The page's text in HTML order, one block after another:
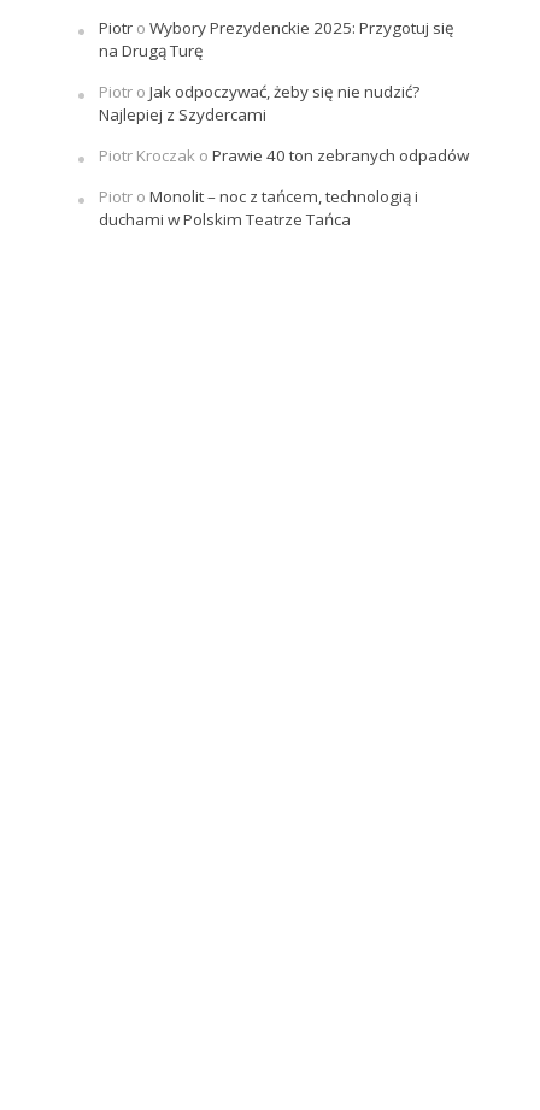
Piotro Wybory Prezydenckie 2025: Przygotuj się
na Drugą Turę
Piotro Jak odpoczywać, żeby się nie nudzić?
Najlepiej z Szydercami
Piotr Kroczako Prawie 40 ton zebranych odpadów
Piotro Monolit – noc z tańcem, technologią i
duchami w Polskim Teatrze Tańca